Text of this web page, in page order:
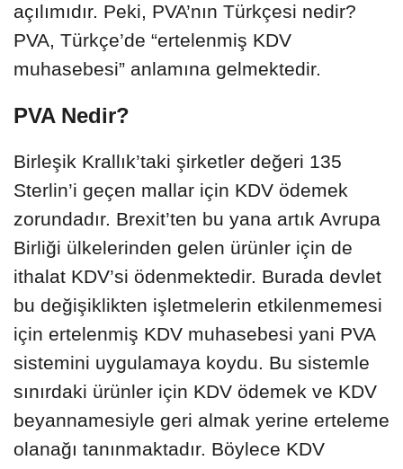
açılımıdır. Peki, PVA’nın Türkçesi nedir?
PVA, Türkçe’de “ertelenmiş KDV
muhasebesi” anlamına gelmektedir.
PVA Nedir?
Birleşik Krallık’taki şirketler değeri 135
Sterlin’i geçen mallar için KDV ödemek
zorundadır. Brexit’ten bu yana artık Avrupa
Birliği ülkelerinden gelen ürünler için de
ithalat KDV’si ödenmektedir. Burada devlet
bu değişiklikten işletmelerin etkilenmemesi
için ertelenmiş KDV muhasebesi yani PVA
sistemini uygulamaya koydu. Bu sistemle
sınırdaki ürünler için KDV ödemek ve KDV
beyannamesiyle geri almak yerine erteleme
olanağı tanınmaktadır. Böylece KDV